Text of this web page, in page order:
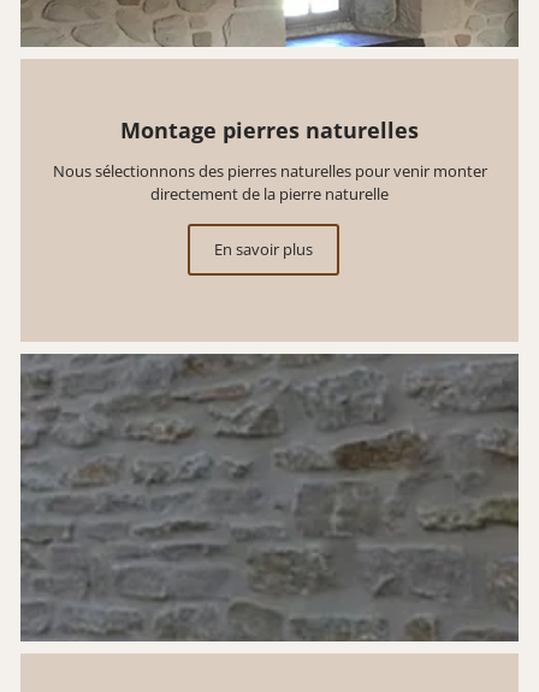
Montage pierres naturelles
Nous sélectionnons des pierres naturelles pour venir monter
directement de la pierre naturelle
En savoir plus